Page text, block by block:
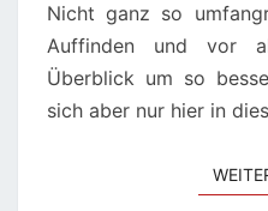
Nicht ganz so
Auffinden und vor
Überblick um so
sich aber nur hier in